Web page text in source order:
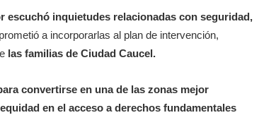
escuchó inquietudes relacionadas con seguridad,
a incorporarlas al plan de intervención,
las familias de Ciudad Caucel.
convertirse en una de las zonas mejor
en el acceso a derechos fundamentales